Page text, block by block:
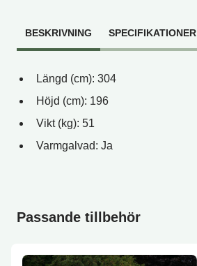
BESKRIVNING SPECIFIKATIONER
Längd (cm): 304
Höjd (cm): 196
Vikt (kg): 51
Varmgalvad: Ja
Passande tillbehör